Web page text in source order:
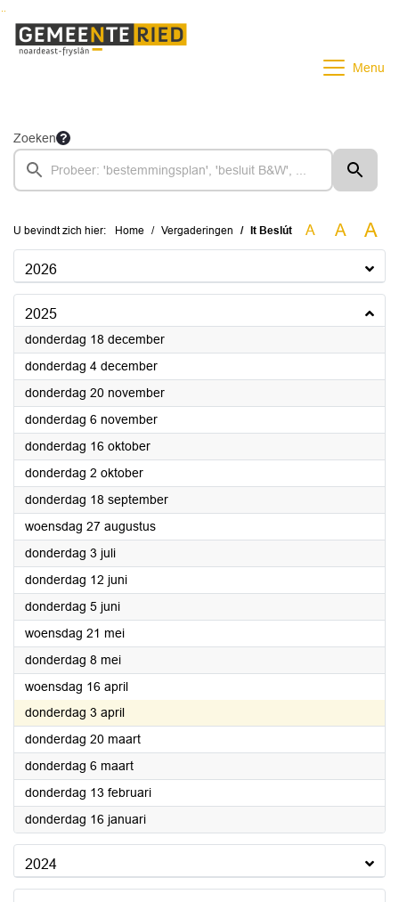
Menu
Zoeken
U bevindt zich hier: Home Vergaderingen It Beslút A A A
2026
2025
donderdag 18 december2025
donderdag 4 december2025
donderdag 20 november2025
donderdag 6 november2025
donderdag 16 oktober2025
donderdag 2 oktober2025
donderdag 18 september2025
woensdag 27 augustus2025
donderdag 3 juli2025
donderdag 12 juni2025
donderdag 5 juni2025
woensdag 21 mei2025
donderdag 8 mei2025
woensdag 16 april2025
donderdag 3 april2025
donderdag 20 maart2025
donderdag 6 maart2025
donderdag 13 februari2025
donderdag 16 januari2025
2024